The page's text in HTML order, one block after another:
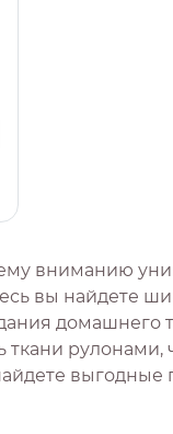
вниманию
вы найдете
домашнего
ткани рулонами,